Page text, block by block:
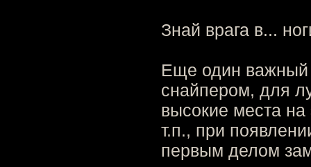
Знай врага в...
Еще один важный
снайпером, для
высокие места
т.п., при
первым делом